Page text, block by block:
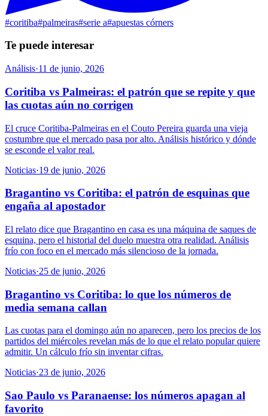
#coritiba#palmeiras#serie a#apuestas córners
Te puede interesar
Análisis·11 de junio, 2026
Coritiba vs Palmeiras: el patrón que se repite y que
las cuotas aún no corrigen
El cruce Coritiba-Palmeiras en el Couto Pereira guarda una vieja
costumbre que el mercado pasa por alto. Análisis histórico y dónde
se esconde el valor real.
Noticias·19 de junio, 2026
Bragantino vs Coritiba: el patrón de esquinas que
engaña al apostador
El relato dice que Bragantino en casa es una máquina de saques de
esquina, pero el historial del duelo muestra otra realidad. Análisis
frío con foco en el mercado más silencioso de la jornada.
Noticias·25 de junio, 2026
Bragantino vs Coritiba: lo que los números de
media semana callan
Las cuotas para el domingo aún no aparecen, pero los precios de los
partidos del miércoles revelan más de lo que el relato popular quiere
admitir. Un cálculo frío sin inventar cifras.
Noticias·23 de junio, 2026
Sao Paulo vs Paranaense: los números apagan al
favorito